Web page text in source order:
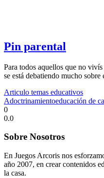
Pin parental
Para todos aquellos que no
se está debatiendo mucho
Articulo temas educativos
Adoctrinamientoeducación de
0
0.0
Sobre Nosotros
En Juegos Arcoris nos
año 2007, en crear contenidos
la casa.